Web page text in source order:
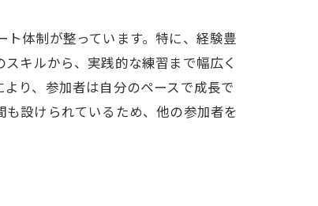
体制が整っています。特に、経験豊
キルから、実践的な練習まで幅広く
り、参加者は自分のペースで成長で
設けられているため、他の参加者を